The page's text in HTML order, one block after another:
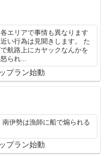
エリアで事情も異なります
い行為は見聞きします。 た
航路上にカヤックなんかを
られ...
プラン始動
伊勢は漁師に船で煽られる
プラン始動